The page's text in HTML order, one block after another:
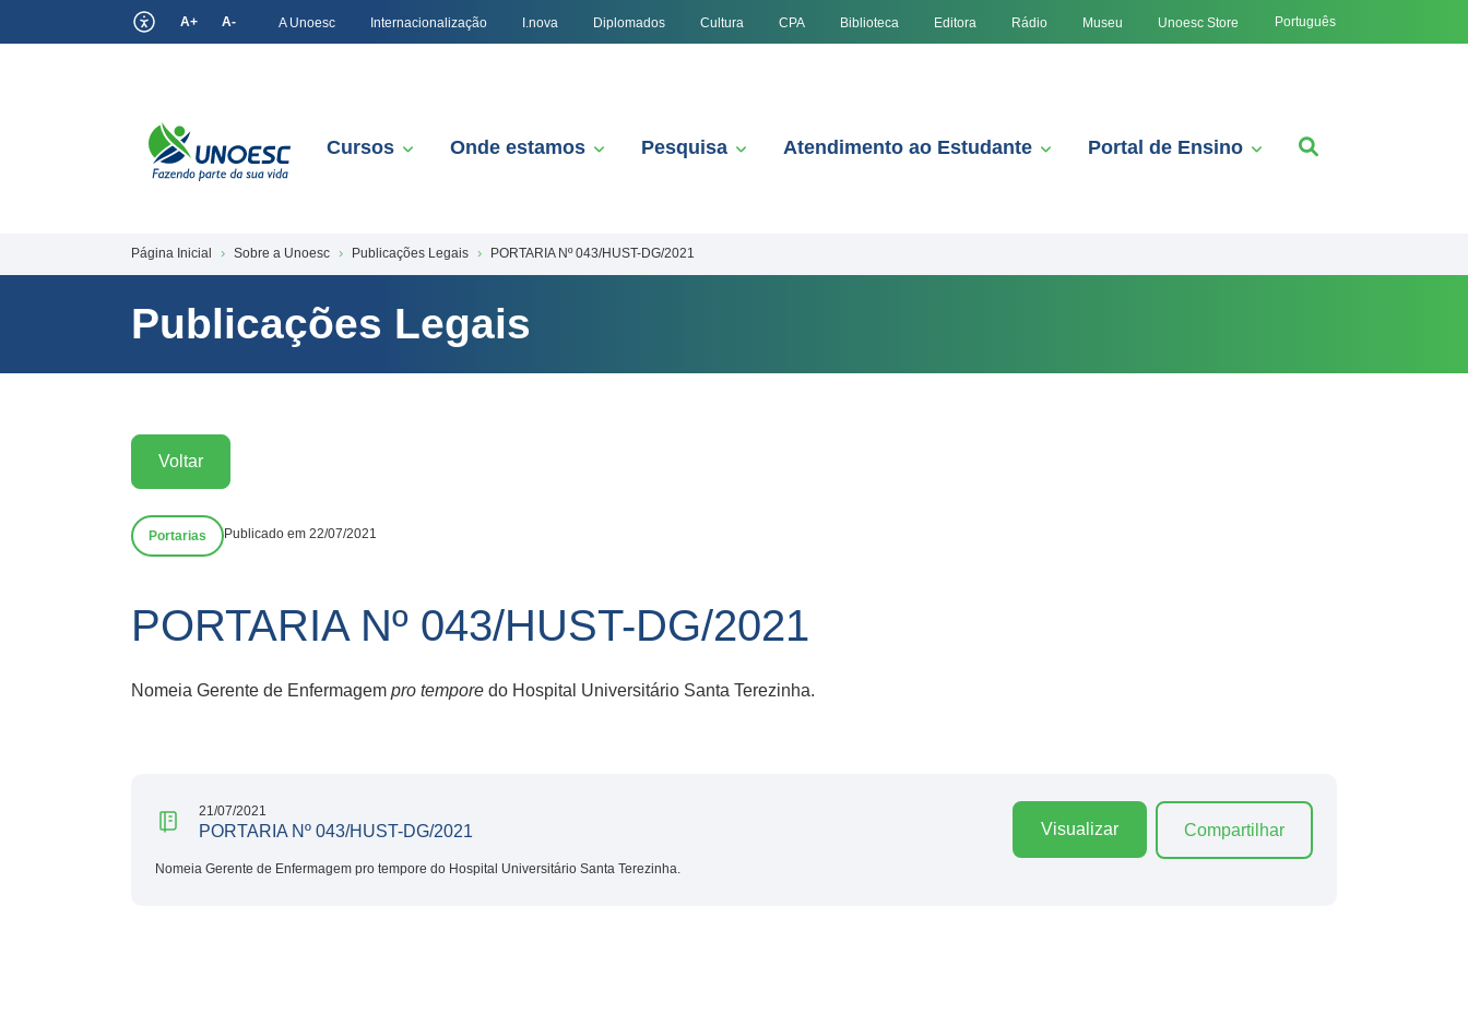
A+ A- A Unoesc Internacionalização I.nova Diplomados Cultura CPA Biblioteca Editora Rádio Museu Unoesc Store Português
Cursos Onde estamos Pesquisa Atendimento ao Estudante Portal de Ensino
Página Inicial Sobre a Unoesc Publicações Legais PORTARIA Nº 043/HUST-DG/2021
Publicações Legais
Voltar
Portarias Publicado em 22/07/2021
PORTARIA Nº 043/HUST-DG/2021
Nomeia Gerente de Enfermagem pro tempore do Hospital Universitário Santa Terezinha.
21/07/2021
PORTARIA Nº 043/HUST-DG/2021
Nomeia Gerente de Enfermagem pro tempore do Hospital Universitário Santa Terezinha.
Visualizar Compartilhar